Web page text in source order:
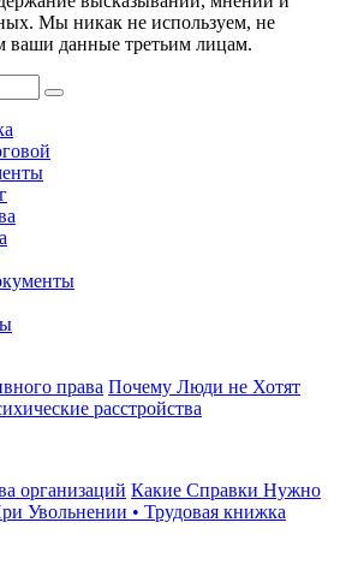
Мы никак не используем, не
ваши данные третьим лицам.
Почему Люди не Хотят
расстройства
Какие Справки Нужно
Увольнении • Трудовая книжка